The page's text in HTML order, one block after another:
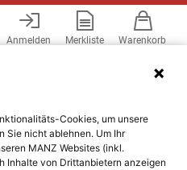
Anmelden Merkliste Warenkorb
Cookies, um unsere
Sie nicht ablehnen. Um Ihr
MANZ Websites (inkl.
Inhalte von Drittanbietern anzeigen